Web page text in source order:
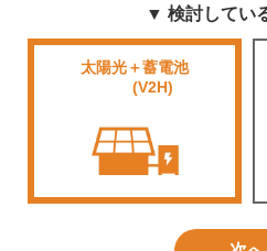
▼ 検討してい
太陽光＋蓄電池
(V2H)